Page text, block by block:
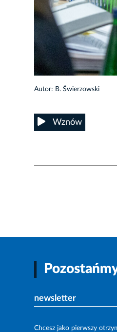
Autor: B. Świerzowski
Wznów
newsletter
Chcesz jako pierwszy